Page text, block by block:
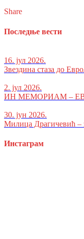
Share
Последње вести
16. јул 2026.
Звездина стаза до
2. јул 2026.
ИН МЕМОРИАМ –
30. јун 2026.
Милица Драгичевић –
Инстаграм